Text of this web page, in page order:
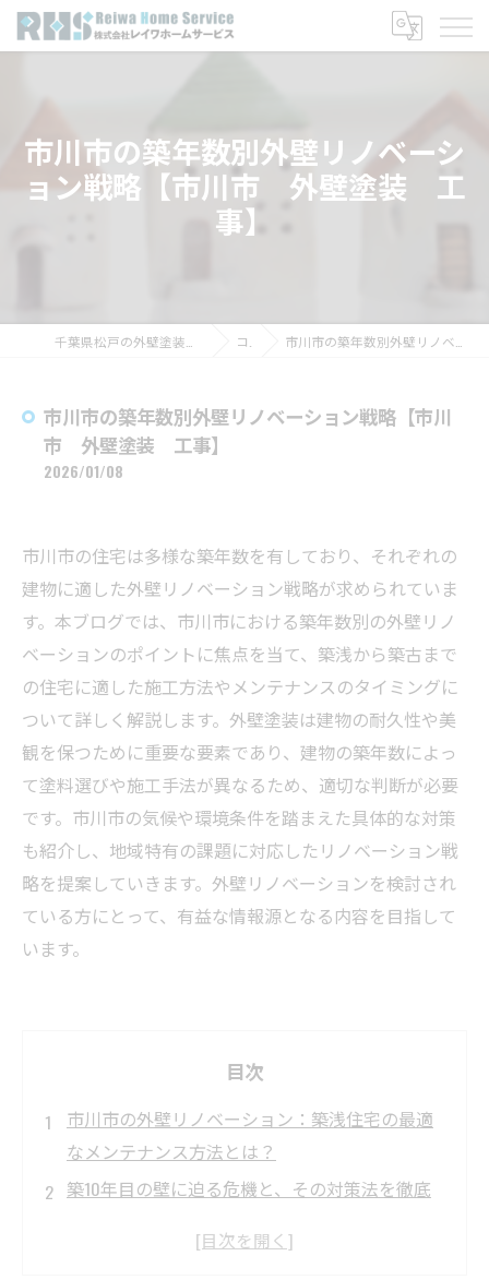
市川市の築年数別外壁リノベーシ
ョン戦略【市川市 外壁塗装 工
事】
コラム 市川市の築年数別外壁リノベーション戦略【市川市 外壁塗装 工事】
市川市の築年数別外壁リノベーション戦略【市川
市 外壁塗装 工事】
2026/01/08
市川市の住宅は多様な築年数を有しており、それぞれの
建物に適した外壁リノベーション戦略が求められていま
す。本ブログでは、市川市における築年数別の外壁リノ
ベーションのポイントに焦点を当て、築浅から築古まで
の住宅に適した施工方法やメンテナンスのタイミングに
ついて詳しく解説します。外壁塗装は建物の耐久性や美
観を保つために重要な要素であり、建物の築年数によっ
て塗料選びや施工手法が異なるため、適切な判断が必要
です。市川市の気候や環境条件を踏まえた具体的な対策
も紹介し、地域特有の課題に対応したリノベーション戦
略を提案していきます。外壁リノベーションを検討され
ている方にとって、有益な情報源となる内容を目指して
います。
目次
市川市の外壁リノベーション：築浅住宅の最適
なメンテナンス方法とは？
築10年目の壁に迫る危機と、その対策法を徹底
築20年以上の住宅向け！市川市ならではの外壁